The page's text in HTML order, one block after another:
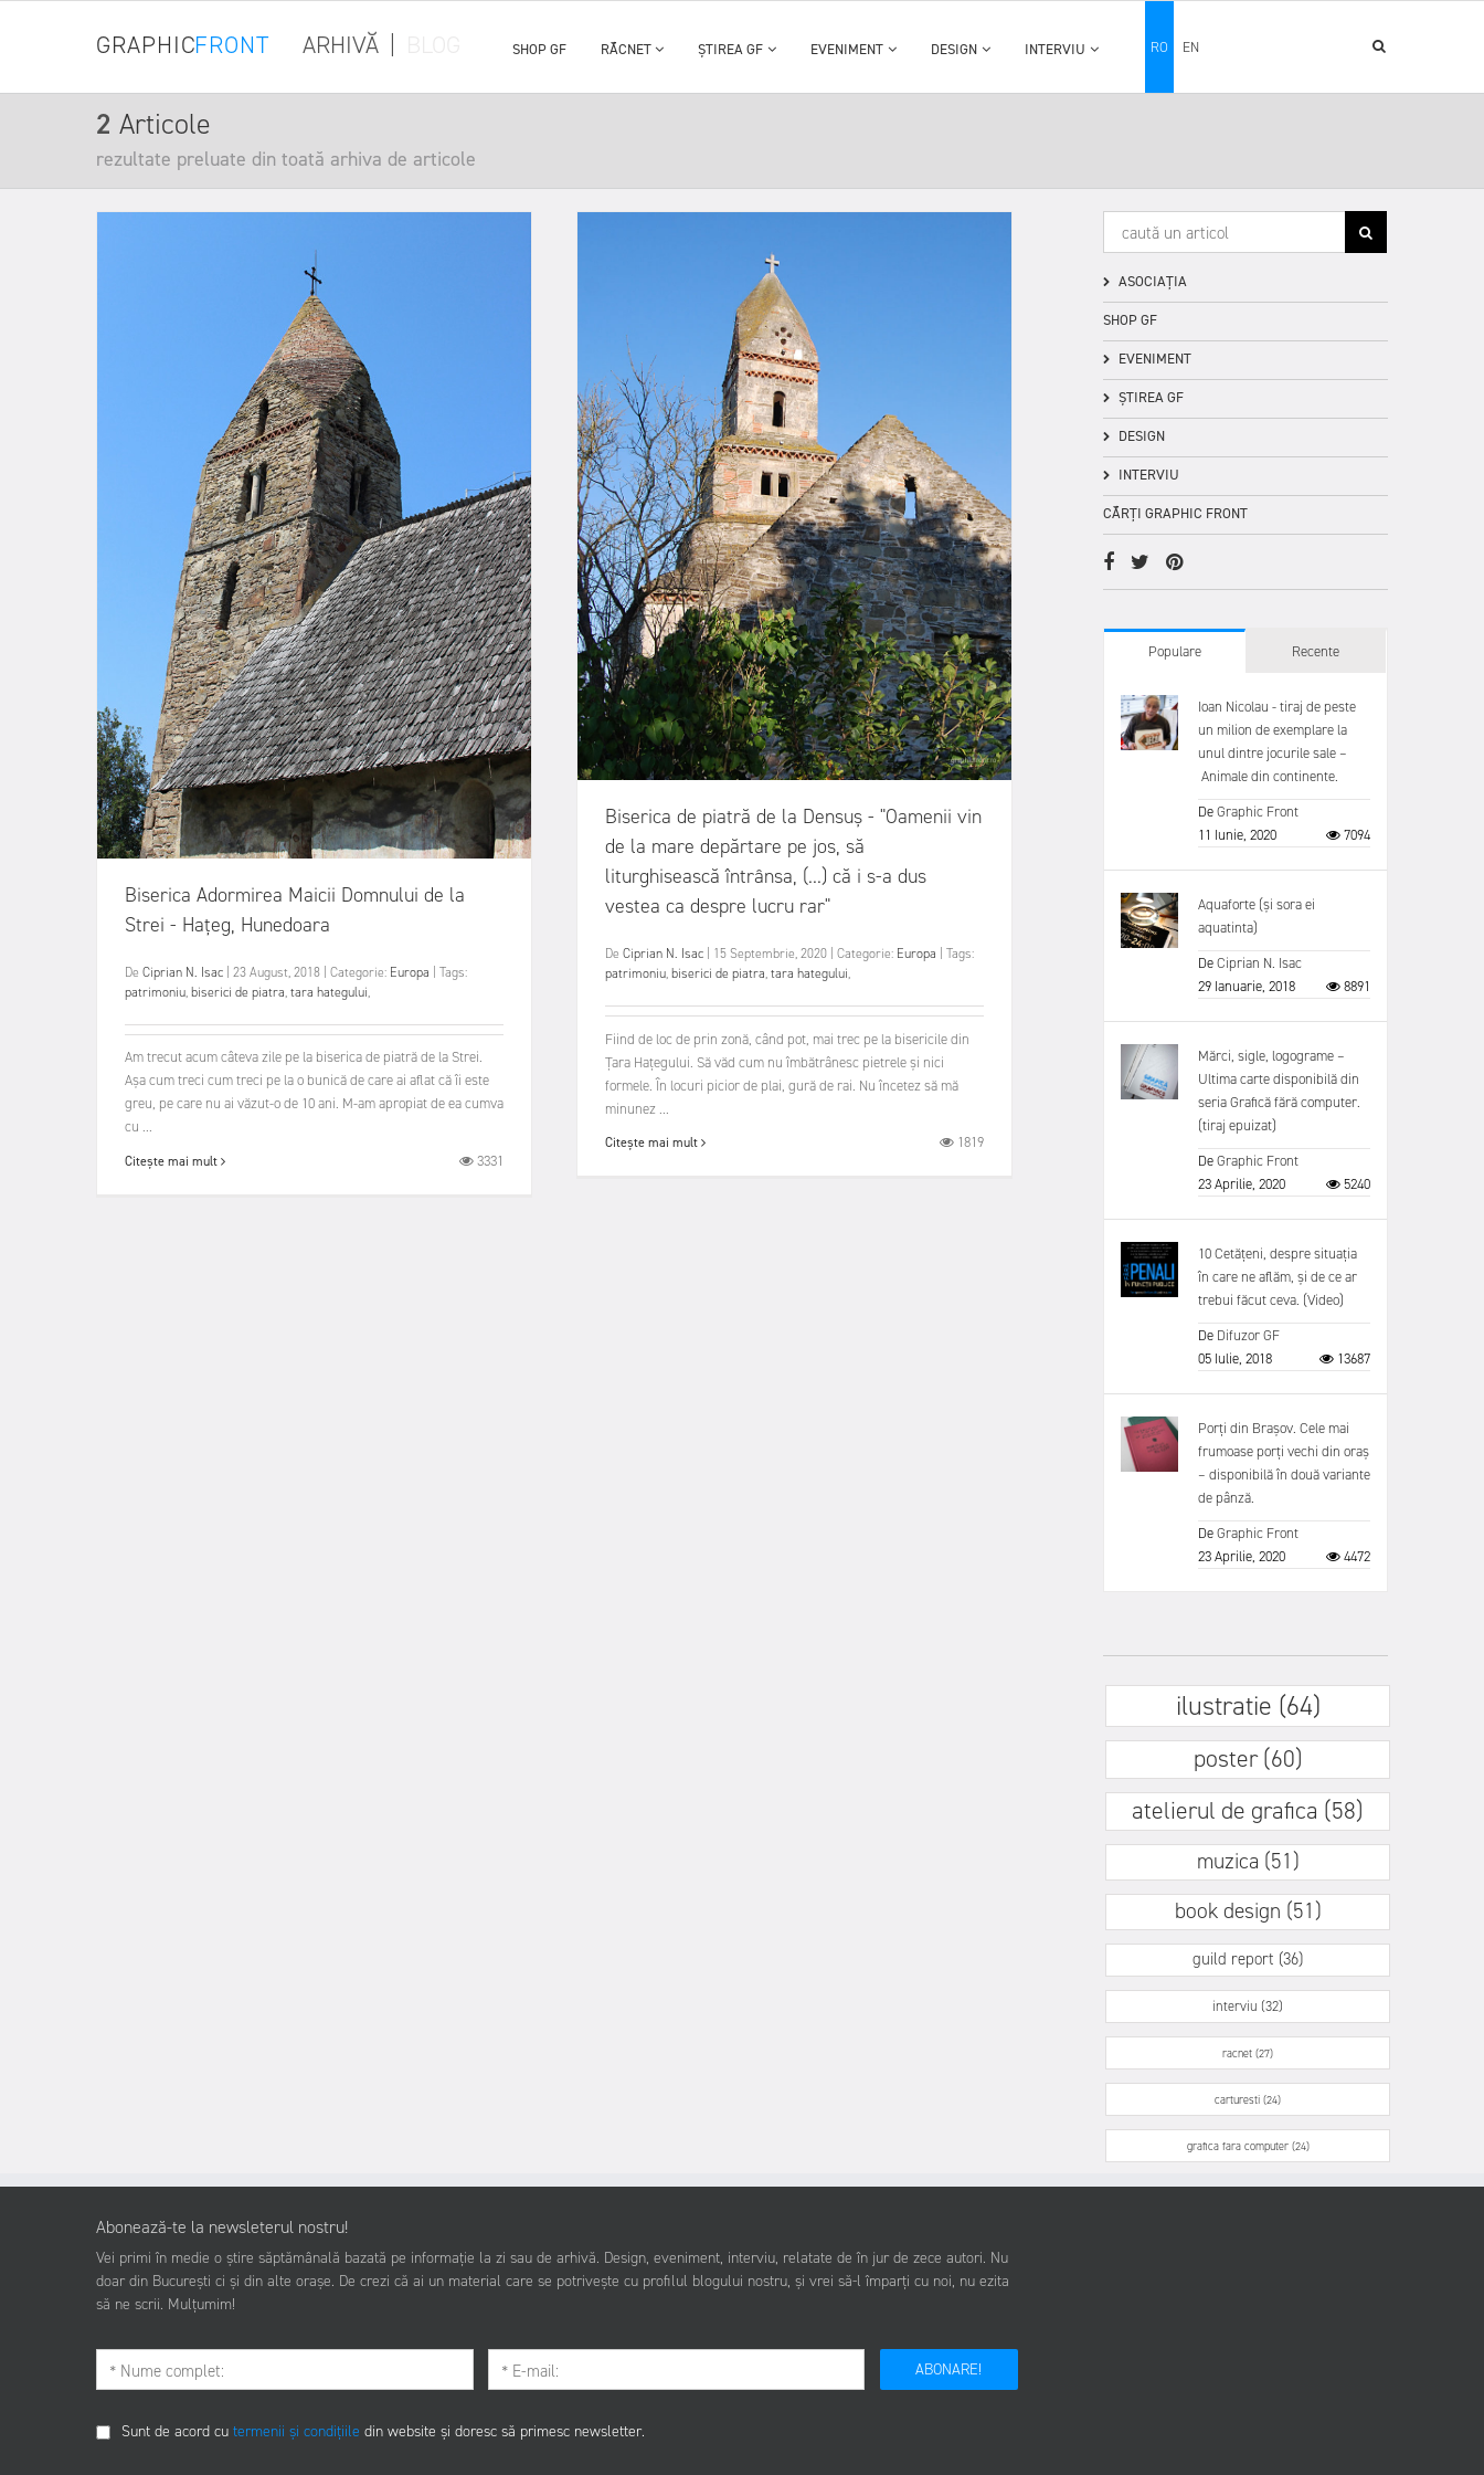
GRAPHICFRONT ARHIVĂ SHOP GF RĂCNET ȘTIREA GF EVENIMENT DESIGN INTERVIU RO EN
2 Articole
rezultate preluate din toată arhiva de articole
Biserica Adormirea Maicii Domnului de la
Strei - Hațeg, Hunedoara
De Ciprian N. Isac 23 August, 2018 Categorie: Europa
Tags:
patrimoniu,biserici de piatra,tara hategului,
Am trecut acum câteva zile pe la biserica de piatră de la Strei.
Așa cum treci cum treci pe la o bunică de care ai aflat că îi este
greu, pe care nu ai văzut-o de 10 ani. M-am apropiat de ea cumva
cu ...
Citește mai mult 3331
Biserica de piatră de la Densuș - "Oamenii vin
de la mare depărtare pe jos, să
liturghisească întrânsa, (...) că i s-a dus
vestea ca despre lucru rar"
De Ciprian N. Isac 15 Septembrie, 2020 Categorie: Europa
Tags:
patrimoniu,biserici de piatra,tara hategului,
Fiind de loc de prin zonă, când pot, mai trec pe la bisericile din
Țara Hațegului. Să văd cum nu îmbătrânesc pietrele și nici
formele. În locuri picior de plai, gură de rai. Nu încetez să mă
minunez ...
Citește mai mult 1819
ASOCIAȚIA
SHOP GF
EVENIMENT
ȘTIREA GF
DESIGN
INTERVIU
CĂRȚI GRAPHIC FRONT
Populare Recente
Ioan Nicolau - tiraj de peste
un milion de exemplare la
unul dintre jocurile sale –
Animale din continente.
DeGraphic Front
11 Iunie, 2020
7094
Aquaforte (și sora ei
aquatinta)
DeCiprian N. Isac
29 Ianuarie, 2018
8891
Mărci, sigle, logograme –
Ultima carte disponibilă din
seria Grafică fără computer.
(tiraj epuizat)
DeGraphic Front
23 Aprilie, 2020
5240
10 Cetățeni, despre situația
în care ne aflăm, și de ce ar
trebui făcut ceva. (Video)
De Difuzor GF
05 Iulie, 2018
13687
Porți din Brașov. Cele mai
frumoase porți vechi din oraș
– disponibilă în două variante
de pânză.
DeGraphic Front
23 Aprilie, 2020
4472
ilustratie (64)
poster (60)
atelierul de grafica (58)
muzica (51)
book design (51)
guild report (36)
interviu (32)
racnet (27)
carturesti (24)
grafica fara computer (24)
Abonează-te la newsleterul nostru!
Vei primi în medie o știre săptămânală bazată pe informație la zi sau de arhivă. Design, eveniment, interviu, relatate de în jur de zece autori. Nu
doar din București ci și din alte orașe. De crezi că ai un material care se potrivește cu profilul blogului nostru, și vrei să-l împarți cu noi, nu ezita
să ne scrii. Mulțumim!
ABONARE!
Sunt de acord cu termenii și condițiile din website și doresc să primesc newsletter.